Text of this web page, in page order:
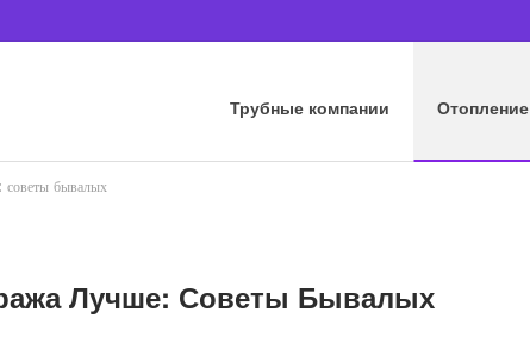
Трубные компании Отопление
советы бывалых
Лучше: Советы Бывалых